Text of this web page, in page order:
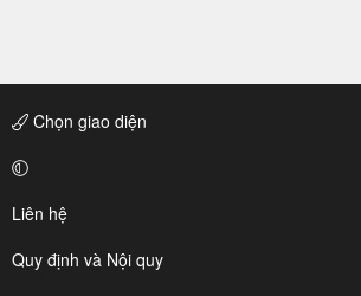
Chọn giao diện
Liên hệ
Quy định và Nội quy